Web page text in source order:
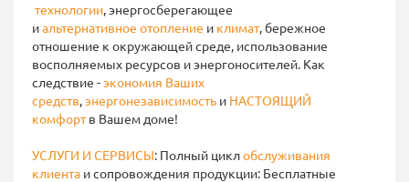
технологии, энергосберегающее
иальтернативное отопление и климат, бережное
отношение к окружающей среде, использование
восполняемых ресурсов и энергоносителей. Как
следствие -экономия Ваших
средств,энергонезависимость и НАСТОЯЩИЙ
комфортв Вашем доме!
УСЛУГИ И СЕРВИСЫ: Полный циклобслуживания
клиента и сопровождения продукции: Бесплатные